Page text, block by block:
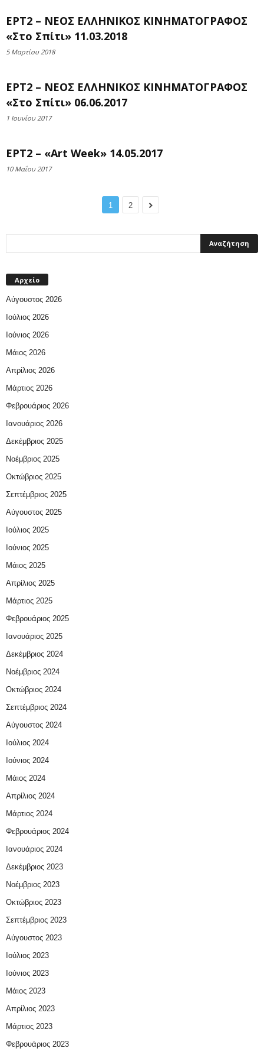
ΕΡΤ2 – ΝΕΟΣ ΕΛΛΗΝΙΚΟΣ ΚΙΝΗΜΑΤΟΓΡΑΦΟΣ
«Στο Σπίτι» 11.03.2018
5 Μαρτίου 2018
ΕΡΤ2 – ΝΕΟΣ ΕΛΛΗΝΙΚΟΣ ΚΙΝΗΜΑΤΟΓΡΑΦΟΣ
«Στο Σπίτι» 06.06.2017
1 Ιουνίου 2017
ΕΡΤ2 – «Art Week» 14.05.2017
10 Μαΐου 2017
1 2
Αρχείο
Αύγουστος 2026
Ιούλιος 2026
Ιούνιος 2026
Μάιος 2026
Απρίλιος 2026
Μάρτιος 2026
Φεβρουάριος 2026
Ιανουάριος 2026
Δεκέμβριος 2025
Νοέμβριος 2025
Οκτώβριος 2025
Σεπτέμβριος 2025
Αύγουστος 2025
Ιούλιος 2025
Ιούνιος 2025
Μάιος 2025
Απρίλιος 2025
Μάρτιος 2025
Φεβρουάριος 2025
Ιανουάριος 2025
Δεκέμβριος 2024
Νοέμβριος 2024
Οκτώβριος 2024
Σεπτέμβριος 2024
Αύγουστος 2024
Ιούλιος 2024
Ιούνιος 2024
Μάιος 2024
Απρίλιος 2024
Μάρτιος 2024
Φεβρουάριος 2024
Ιανουάριος 2024
Δεκέμβριος 2023
Νοέμβριος 2023
Οκτώβριος 2023
Σεπτέμβριος 2023
Αύγουστος 2023
Ιούλιος 2023
Ιούνιος 2023
Μάιος 2023
Απρίλιος 2023
Μάρτιος 2023
Φεβρουάριος 2023